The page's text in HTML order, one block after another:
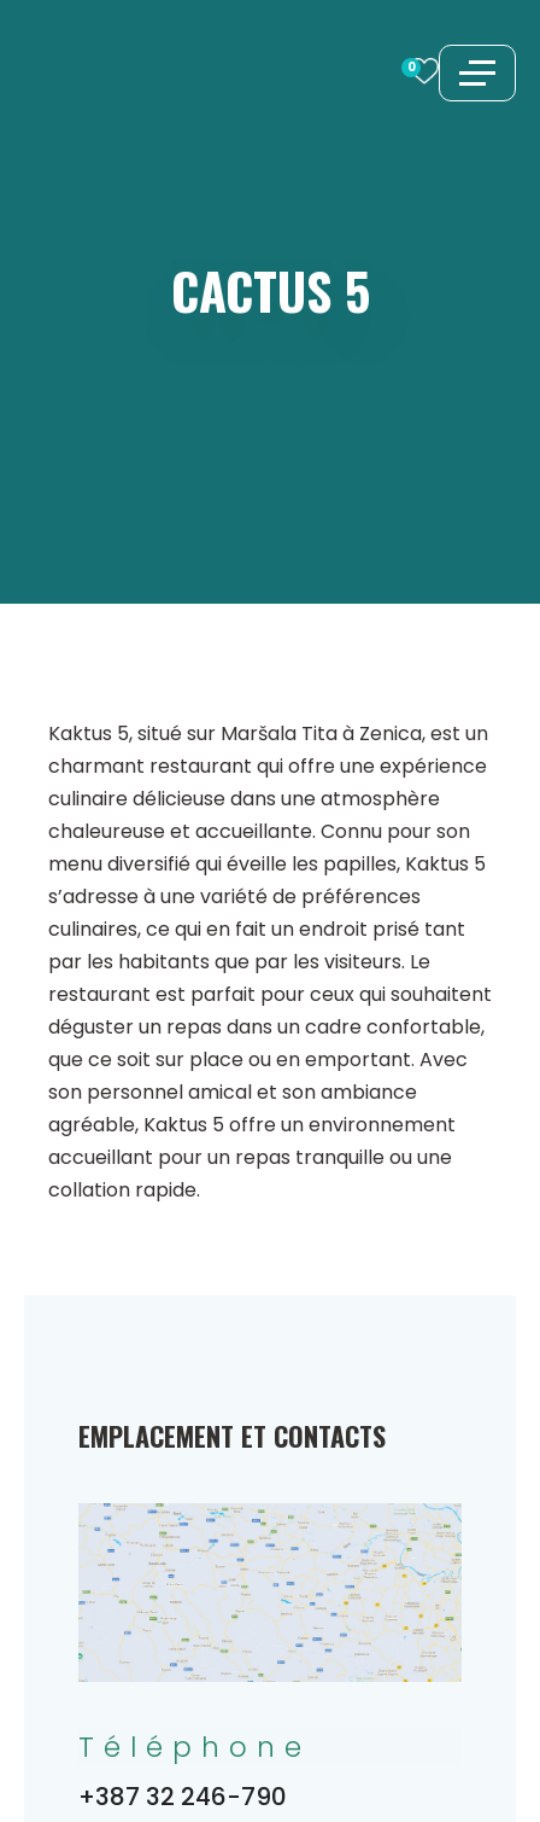
0
CACTUS 5
Kaktus 5, situé sur Maršala Tita à Zenica, est un
charmant restaurant qui offre une expérience
culinaire délicieuse dans une atmosphère
chaleureuse et accueillante. Connu pour son
menu diversifié qui éveille les papilles, Kaktus 5
s’adresse à une variété de préférences
culinaires, ce qui en fait un endroit prisé tant
par les habitants que par les visiteurs. Le
restaurant est parfait pour ceux qui souhaitent
déguster un repas dans un cadre confortable,
que ce soit sur place ou en emportant. Avec
son personnel amical et son ambiance
agréable, Kaktus 5 offre un environnement
accueillant pour un repas tranquille ou une
collation rapide.
EMPLACEMENT ET CONTACTS
Téléphone
+387 32 246-790